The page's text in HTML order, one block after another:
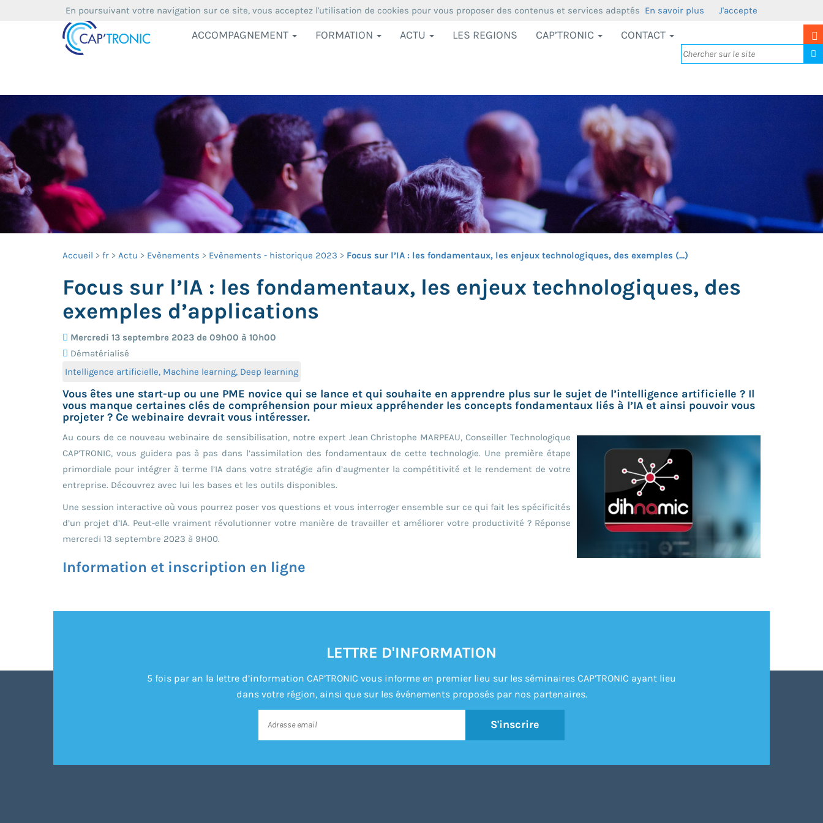
ACCOMPAGNEMENT FORMATION ACTU LES REGIONS CAP’TRONIC CONTACT
Accueil fr Actu Evènements Evènements - historique 2023 Focus sur l’IA : les fondamentaux, les enjeux technologiques, des exemples (...)
Focus sur l’IA : les fondamentaux, les enjeux technologiques, des
exemples d’applications
Mercredi 13 septembre 2023 de 09h00 à 10h00
Dématérialisé
Intelligence artificielle, Machine learning, Deep learning
Vous êtes une start-up ou une PME novice qui se lance et qui souhaite en apprendre plus sur le sujet de l’intelligence artificielle ? Il
vous manque certaines clés de compréhension pour mieux appréhender les concepts fondamentaux liés à l’IA et ainsi pouvoir vous
projeter ? Ce webinaire devrait vous intéresser.
Au cours de ce nouveau webinaire de sensibilisation, notre expert Jean Christophe MARPEAU, Conseiller Technologique
CAP’TRONIC, vous guidera pas à pas dans l’assimilation des fondamentaux de cette technologie. Une première étape
primordiale pour intégrer à terme l’IA dans votre stratégie afin d’augmenter la compétitivité et le rendement de votre
entreprise. Découvrez avec lui les bases et les outils disponibles.
Une session interactive où vous pourrez poser vos questions et vous interroger ensemble sur ce qui fait les spécificités
d’un projet d’IA. Peut-elle vraiment révolutionner votre manière de travailler et améliorer votre productivité ? Réponse
mercredi 13 septembre 2023 à 9H00.
Information et inscription en ligne
LETTRE D'INFORMATION
5 fois par an la lettre d’information CAP’TRONIC vous informe en premier lieu sur les séminaires CAP’TRONIC ayant lieu
dans votre région, ainsi que sur les événements proposés par nos partenaires.
S'inscrire
En poursuivant votre navigation sur ce site, vous acceptez l'utilisation de cookies pour vous proposer des contenus et services adaptés En savoir plus J'accepte